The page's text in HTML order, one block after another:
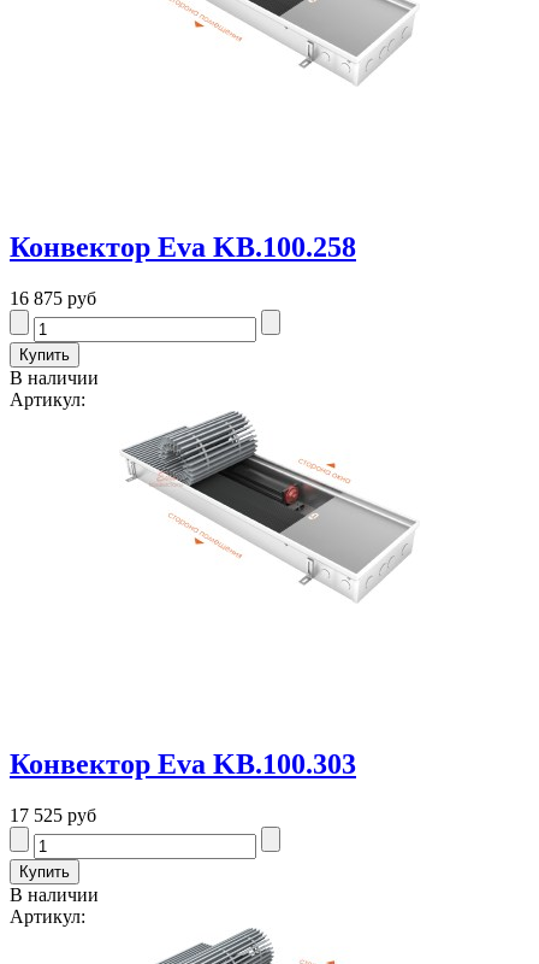
Конвектор Eva KB.100.258
16 875 руб
В наличии
Артикул:
Конвектор Eva KB.100.303
17 525 руб
В наличии
Артикул: